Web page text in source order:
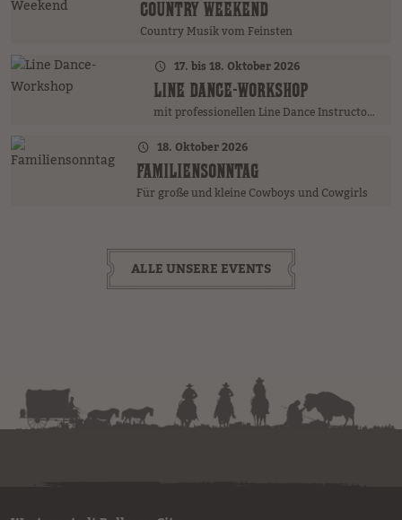
COUNTRY WEEKEND
Country Musik vom Feinsten
17. bis 18. Oktober 2026
LINE DANCE-WORKSHOP
mit professionellen Line Dance Instructors
18. Oktober 2026
FAMILIENSONNTAG
Für große und kleine Cowboys und Cowgirls
ALLE UNSERE EVENTS